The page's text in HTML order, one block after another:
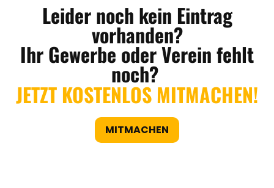
Leider noch kein Eintrag
vorhanden?
Ihr Gewerbe oder Verein fehlt
noch?
JETZT KOSTENLOS MITMACHEN!
MITMACHEN